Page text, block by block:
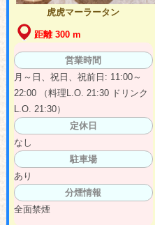
虎虎マーラータン
距離 300 m
営業時間
月～日、祝日、祝前日: 11:00～
22:00 （料理L.O. 21:30 ドリンク
L.O. 21:30）
定休日
なし
駐車場
あり
分煙情報
全面禁煙